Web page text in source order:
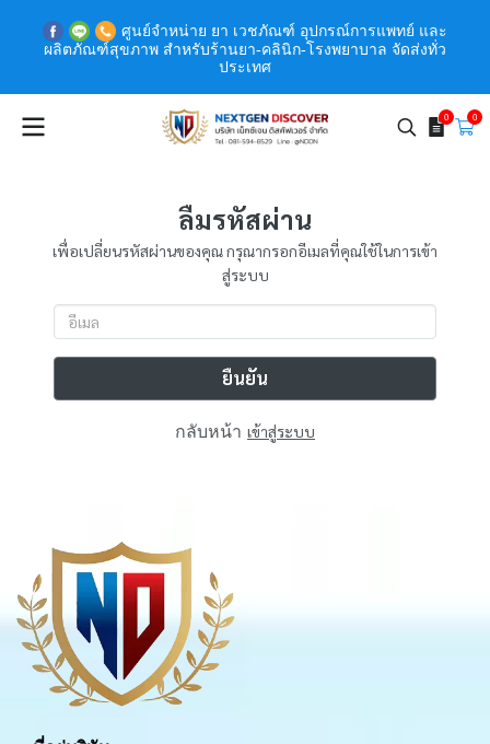
ศูนย์จำหน่าย ยา เวชภัณฑ์ อุปกรณ์การแพทย์ และ
ผลิตภัณฑ์สุขภาพ สำหรับร้านยา-คลินิก-โรงพยาบาล จัดส่งทั่ว
ประเทศ
0 0
ลืมรหัสผ่าน
เพื่อเปลี่ยนรหัสผ่านของคุณ กรุณากรอกอีเมลที่คุณใช้ในการเข้า
สู่ระบบ
ยืนยัน
กลับหน้า เข้าสู่ระบบ